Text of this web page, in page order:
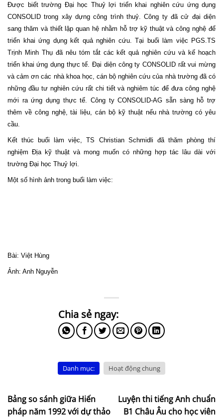
Được biết trường Đại học Thuỷ lợi triển khai nghiên cứu ứng dụng
CONSOLID trong xây dựng công trình thuỷ. Công ty đã cử đại diện
sang thăm và thiết lập quan hệ nhằm hỗ trợ kỹ thuật và công nghệ để
triển khai ứng dụng kết quả nghiên cứu. Tại buổi làm việc PGS.TS
Trịnh Minh Thụ đã nêu tóm tắt các kết quả nghiên cứu và kế hoạch
triển khai ứng dụng thực tế. Đại diện công ty CONSOLID rất vui mừng
và cảm ơn các nhà khoa học, cán bộ nghiên cứu của nhà trường đã có
những đầu tư nghiên cứu rất chi tiết và nghiêm túc để đưa công nghệ
mới ra ứng dụng thực tế. Công ty CONSOLID-AG sẵn sàng hỗ trợ
thêm về công nghệ, tài liệu, cán bộ kỹ thuật nếu nhà trường có yêu
cầu.
Kết thúc buổi làm việc, TS Christian Schmidli đã thăm phòng thí
nghiệm Địa kỹ thuật và mong muốn có những hợp tác lâu dài với
trường Đại học Thuỷ lợi.
Một số hình ảnh trong buổi làm việc:
Bài: Việt Hùng
Ảnh: Anh Nguyễn
Danh mục: Hoạt động chung
Bảng so sánh giữa Hiến
pháp năm 1992 với dự thảo
Luyện thi tiếng Anh chuẩn
B1 Châu Âu cho học viên